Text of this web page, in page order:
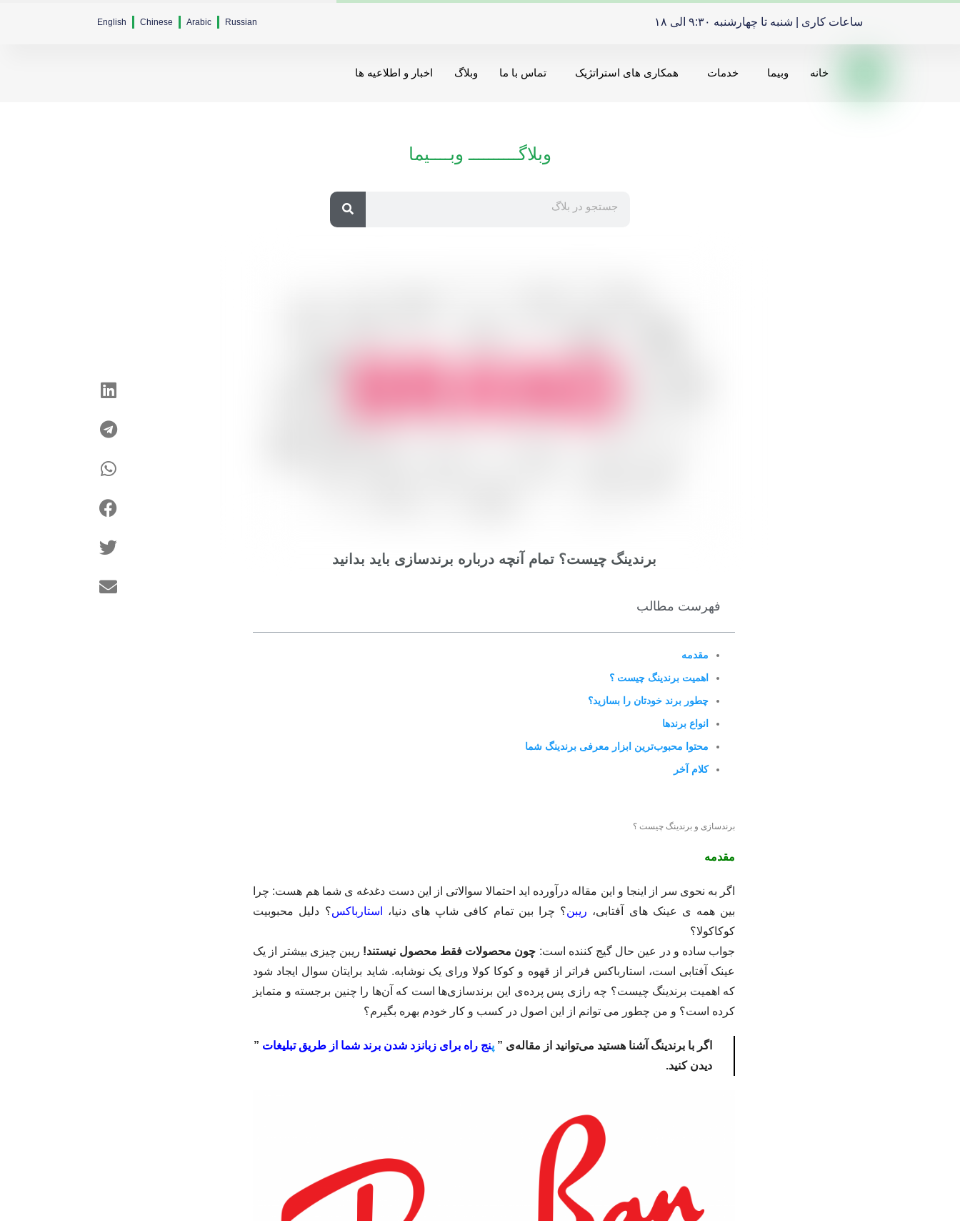
ساعات کاری | شنبه تا چهارشنبه ۹:۳۰ الی ۱۸ Russian
Arabic
Chinese
English
خانه وبیما خدمات همکاری های استراتژیک تماس با ما وبلاگ اخبار و اطلاعیه ها
وبلاگــــــــــ وبــــیما
برندینگ چیست؟ تمام آنچه درباره برندسازی باید بدانید
فهرست مطالب
مقدمه
اهمیت برندینگ چیست ؟
چطور برند خودتان را بسازید؟
انواع برندها
محتوا محبوب‌ترین ابزار معرفی برندینگ شما
کلام آخر
برندسازی و برندینگ چیست ؟
مقدمه
اگر به نحوی سر از اینجا و این مقاله درآورده اید احتمالا سوالاتی از این دست دغدغه ی شما هم هست: چرا
بین همه ی عینک های آفتابی، ریبن؟ چرا بین تمام کافی شاپ های دنیا، استارباکس؟ دلیل محبوبیت
کوکاکولا؟
جواب ساده و در عین حال گیج کننده است: چون محصولات فقط محصول نیستند! ریبن چیزی بیشتر از یک
عینک آفتابی است، استارباکس فراتر از قهوه و کوکا کولا ورای یک نوشابه. شاید برایتان سوال ایجاد شود
که اهمیت برندینگ چیست؟ چه رازی پس پرده‌ی این برندسازی‌ها است که آن‌ها را چنین برجسته و متمایز
کرده است؟ و من چطور می توانم از این اصول در کسب و کار خودم بهره بگیرم؟
اگر با برندینگ آشنا هستید می‌توانید از مقاله‌ی ” پنج راه برای زبانزد شدن برند شما از طریق تبلیغات ”
دیدن کنید.